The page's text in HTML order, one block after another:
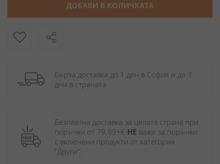
ДОБАВИ В КОЛИЧКАТА
Бърза доставка до 1 ден в София и до 3
дни в страната.
Безплатна доставка за цялата страна при
поръчки от 79.99+€ НЕ важи за поръчки
с включени продукти от категория
"Други".